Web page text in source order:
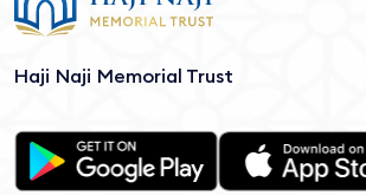
Haji Naji Memorial Trust